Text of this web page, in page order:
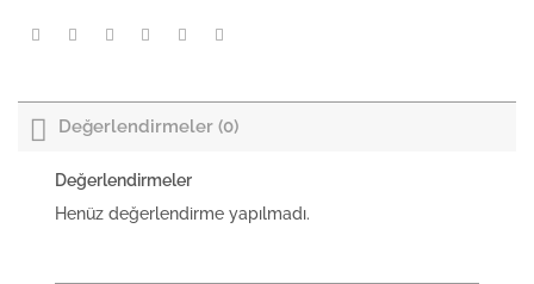
Değerlendirmeler (0)
Değerlendirmeler
Henüz değerlendirme yapılmadı.